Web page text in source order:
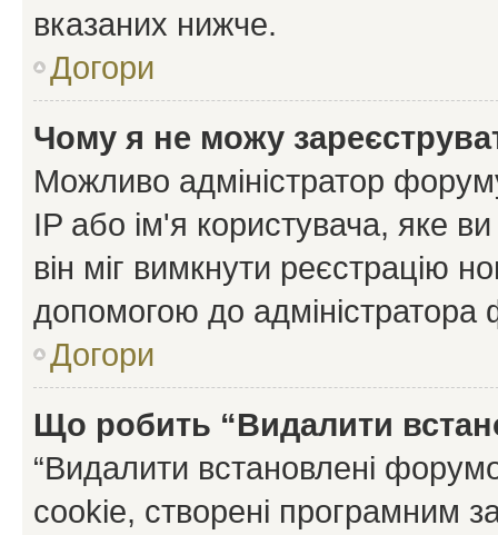
вказаних нижче.
Догори
Чому я не можу
Можливо адміністратор
IP або ім'я користувача, яке
він міг вимкнути реєстрацію
допомогою до адміністратора
Догори
Що робить “Видалити
“Видалити встановлені
cookie, створені програмним